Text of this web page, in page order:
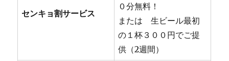
センキョ割サービス
０分無料！
または 生ビール最初
の１杯３００円でご提
供（2週間）